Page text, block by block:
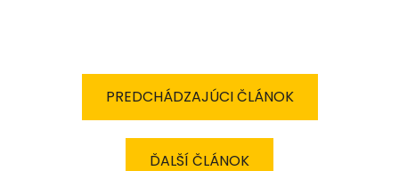
PREDCHÁDZAJÚCI ČLÁNOK
ĎALŠÍ ČLÁNOK